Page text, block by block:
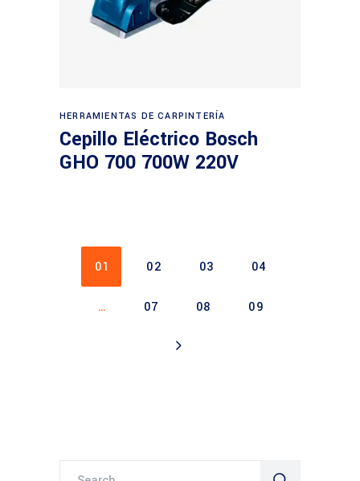
Leer más
HERRAMIENTAS DE CARPINTERÍA
Cepillo Eléctrico Bosch
GHO 700 700W 220V
01 02 03 04
… 07 08 09